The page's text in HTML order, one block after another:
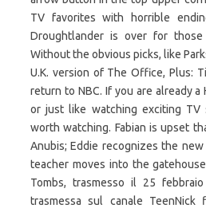
TV favorites with horrible
Droughtlander is over for
Without the obvious picks, like
U.K. version of The Office, Plus:
return to NBC. If you are already a
or just like watching exciting
worth watching. Fabian is upset
Anubis; Eddie recognizes the
teacher moves into the
Tombs, trasmesso il 25
trasmessa sul canale TeenNick